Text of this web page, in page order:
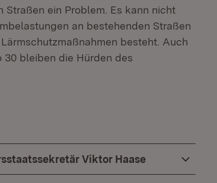
ein Problem. Es kann nicht
an bestehenden Straßen
besteht. Auch
30 bleiben die Hürden des
Viktor Haase